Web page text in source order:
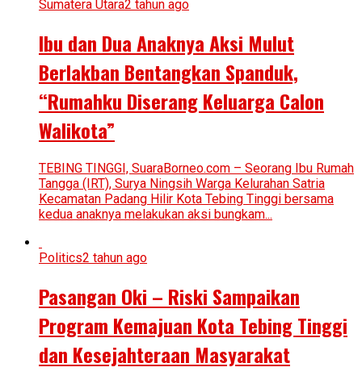
Sumatera Utara2 tahun ago
Ibu dan Dua Anaknya Aksi Mulut
Berlakban Bentangkan Spanduk,
“Rumahku Diserang Keluarga Calon
Walikota”
TEBING TINGGI, SuaraBorneo.com – Seorang Ibu Rumah
Tangga (IRT), Surya Ningsih Warga Kelurahan Satria
Kecamatan Padang Hilir Kota Tebing Tinggi bersama
kedua anaknya melakukan aksi bungkam...
Politics2 tahun ago
Pasangan Oki – Riski Sampaikan
Program Kemajuan Kota Tebing Tinggi
dan Kesejahteraan Masyarakat